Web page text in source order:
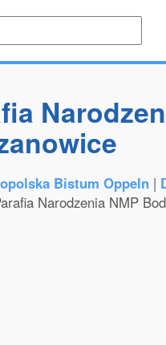
Bistum Oppeln |
Narodzenia NMP